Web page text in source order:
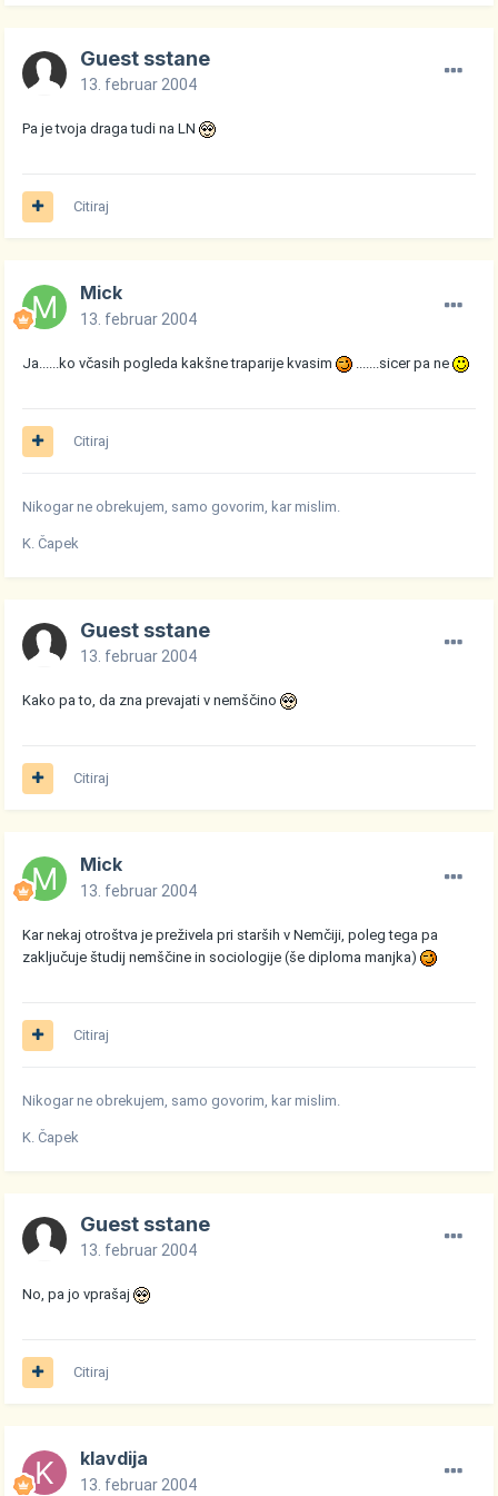
Guest sstane
13. februar 2004
Pa je tvoja draga tudi na LN
Citiraj
Mick
13. februar 2004
Ja......ko včasih pogleda kakšne traparije kvasim .......sicer pa ne
Citiraj
Nikogar ne obrekujem, samo govorim, kar mislim.
K. Čapek
Guest sstane
13. februar 2004
Kako pa to, da zna prevajati v nemščino
Citiraj
Mick
13. februar 2004
Kar nekaj otroštva je preživela pri starših v Nemčiji, poleg tega pa
zaključuje študij nemščine in sociologije (še diploma manjka)
Citiraj
Nikogar ne obrekujem, samo govorim, kar mislim.
K. Čapek
Guest sstane
13. februar 2004
No, pa jo vprašaj
Citiraj
klavdija
13. februar 2004